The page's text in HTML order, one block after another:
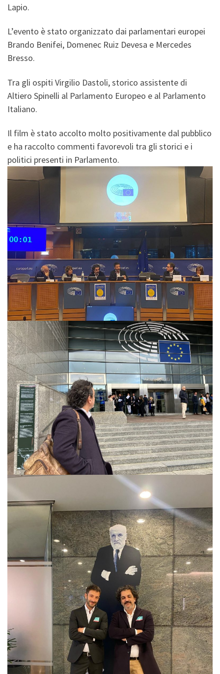
Lapio.
L’evento è stato organizzato dai parlamentari europei
Brando Benifei, Domenec Ruiz Devesa e Mercedes
Bresso.
Tra gli ospiti Virgilio Dastoli, storico assistente di
Altiero Spinelli al Parlamento Europeo e al Parlamento
Italiano.
Il film è stato accolto molto positivamente dal pubblico
e ha raccolto commenti favorevoli tra gli storici e i
politici presenti in Parlamento.